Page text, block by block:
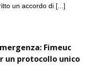
un accordo di [...]
Fimeuc
un protocollo unico